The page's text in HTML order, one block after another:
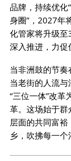
品牌，持续优化
身圈”，2027年
化管家将升级至
深入推进，力促
当非洲鼓的节奏
当老街的人流
“三位一体”改
革。这场始于
层面的共同富
乡，吹拂每一个